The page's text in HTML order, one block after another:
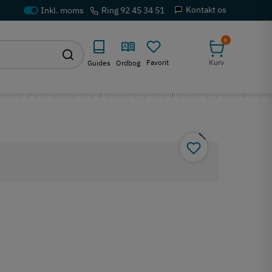
Ring 92 45 34 51 Kontakt os
Guides Ordbog Favorit
0
Kurv